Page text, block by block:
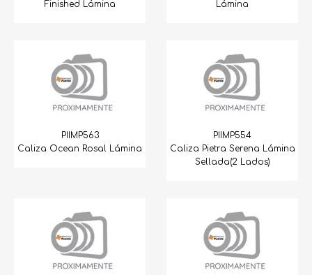
Finished Lámina Lámina
PIIMP563
Caliza Ocean Rosal Lámina
PIIMP554
Caliza Pietra Serena Lámina
Sellada(2 Lados)